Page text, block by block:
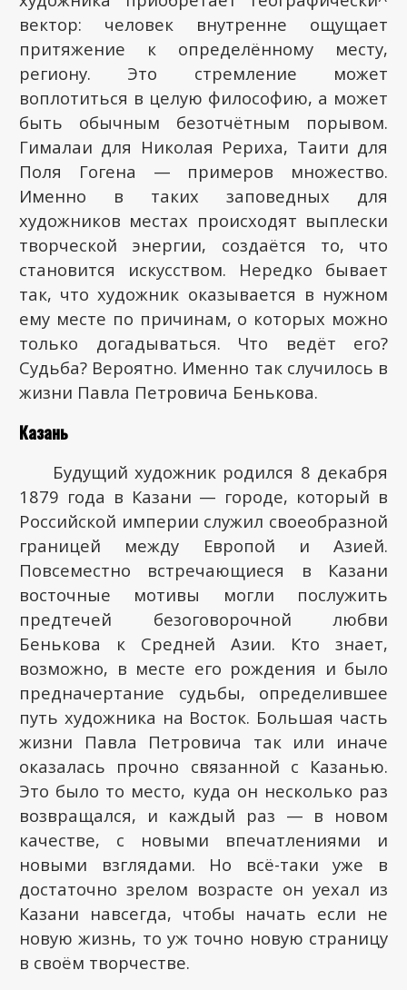
вектор: человек внутренне ощущает
притяжение к определённому месту,
региону. Это стремление может
воплотиться в целую философию, а может
быть обычным безотчётным порывом.
Гималаи для Николая Рериха, Таити для
Поля Гогена — примеров множество.
Именно в таких заповедных для
художников местах происходят выплески
творческой энергии, создаётся то, что
становится искусством. Нередко бывает
так, что художник оказывается в нужном
ему месте по причинам, о которых можно
только догадываться. Что ведёт его?
Судьба? Вероятно. Именно так случилось в
жизни Павла Петровича Бенькова.
Казань
Будущий художник родился 8 декабря
1879 года в Казани — городе, который в
Российской империи служил своеобразной
границей между Европой и Азией.
Повсеместно встречающиеся в Казани
восточные мотивы могли послужить
предтечей безоговорочной любви
Бенькова к Средней Азии. Кто знает,
возможно, в месте его рождения и было
предначертание судьбы, определившее
путь художника на Восток. Большая часть
жизни Павла Петровича так или иначе
оказалась прочно связанной с Казанью.
Это было то место, куда он несколько раз
возвращался, и каждый раз — в новом
качестве, с новыми впечатлениями и
новыми взглядами. Но всё-таки уже в
достаточно зрелом возрасте он уехал из
Казани навсегда, чтобы начать если не
новую жизнь, то уж точно новую страницу
в своём творчестве.